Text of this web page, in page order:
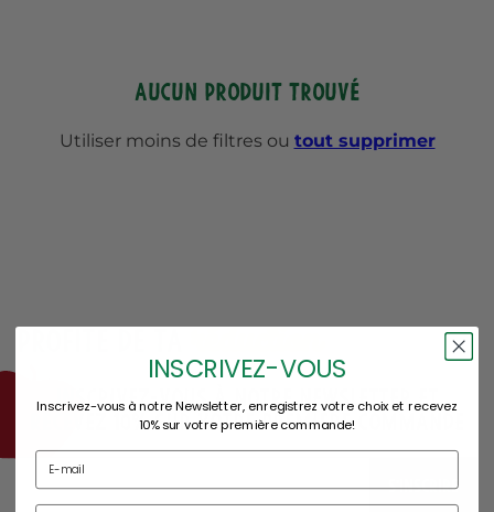
Aucun produit trouvé
Utiliser moins de filtres ou tout supprimer
réduction
Inscrivez-vous à notre Newsletter et
recevez 10% sur votre première commande
S'INSCRIRE
INSCRIVEZ-VOUS
Inscrivez-vous à notre Newsletter, enregistrez votre choix et recevez
10% sur votre première commande!